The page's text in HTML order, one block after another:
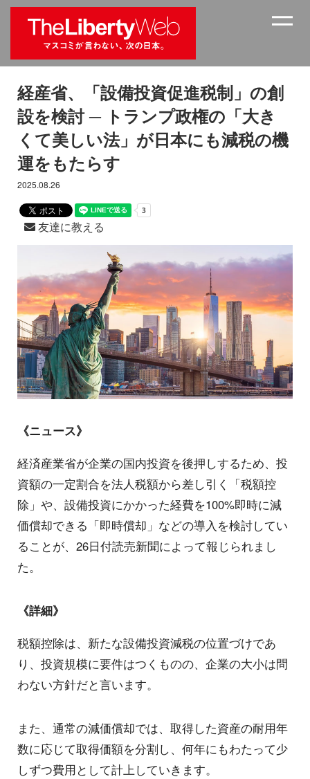
経産省、「設備投資促進税制」の創
設を検討 ─ トランプ政権の「大き
くて美しい法」が日本にも減税の機
運をもたらす
2025.08.26
友達に教える
《ニュース》
経済産業省が企業の国内投資を後押しするため、投
資額の一定割合を法人税額から差し引く「税額控
除」や、設備投資にかかった経費を100%即時に減
価償却できる「即時償却」などの導入を検討してい
ることが、26日付読売新聞によって報じられまし
た。
《詳細》
税額控除は、新たな設備投資減税の位置づけであ
り、投資規模に要件はつくものの、企業の大小は問
わない方針だと言います。
また、通常の減価償却では、取得した資産の耐用年
数に応じて取得価額を分割し、何年にもわたって少
しずつ費用として計上していきます。